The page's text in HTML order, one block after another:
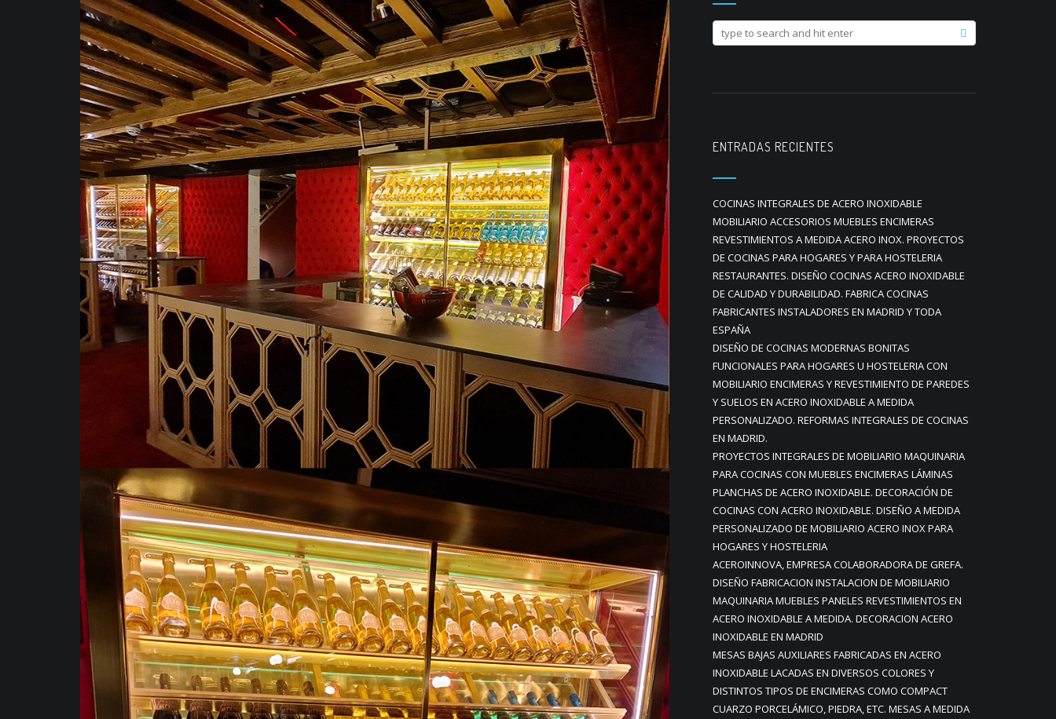
ENTRADAS RECIENTES
COCINAS INTEGRALES DE ACERO INOXIDABLE
MOBILIARIO ACCESORIOS MUEBLES ENCIMERAS
REVESTIMIENTOS A MEDIDA ACERO INOX. PROYECTOS
DE COCINAS PARA HOGARES Y PARA HOSTELERIA
RESTAURANTES. DISEÑO COCINAS ACERO INOXIDABLE
DE CALIDAD Y DURABILIDAD. FABRICA COCINAS
FABRICANTES INSTALADORES EN MADRID Y TODA
ESPAÑA
DISEÑO DE COCINAS MODERNAS BONITAS
FUNCIONALES PARA HOGARES U HOSTELERIA CON
MOBILIARIO ENCIMERAS Y REVESTIMIENTO DE PAREDES
Y SUELOS EN ACERO INOXIDABLE A MEDIDA
PERSONALIZADO. REFORMAS INTEGRALES DE COCINAS
EN MADRID.
PROYECTOS INTEGRALES DE MOBILIARIO MAQUINARIA
PARA COCINAS CON MUEBLES ENCIMERAS LÁMINAS
PLANCHAS DE ACERO INOXIDABLE. DECORACIÓN DE
COCINAS CON ACERO INOXIDABLE. DISEÑO A MEDIDA
PERSONALIZADO DE MOBILIARIO ACERO INOX PARA
HOGARES Y HOSTELERIA
ACEROINNOVA, EMPRESA COLABORADORA DE GREFA.
DISEÑO FABRICACION INSTALACION DE MOBILIARIO
MAQUINARIA MUEBLES PANELES REVESTIMIENTOS EN
ACERO INOXIDABLE A MEDIDA. DECORACION ACERO
INOXIDABLE EN MADRID
MESAS BAJAS AUXILIARES FABRICADAS EN ACERO
INOXIDABLE LACADAS EN DIVERSOS COLORES Y
DISTINTOS TIPOS DE ENCIMERAS COMO COMPACT
CUARZO PORCELÁMICO, PIEDRA, ETC. MESAS A MEDIDA